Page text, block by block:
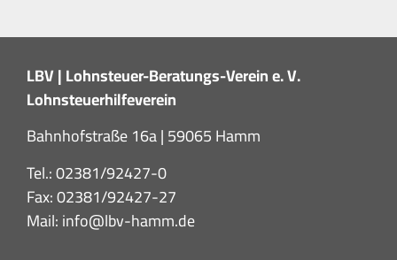
LBV | Lohnsteuer-Beratungs-Verein e. V.
Lohnsteuerhilfeverein
Bahnhofstraße 16a | 59065 Hamm
Tel.:02381/92427-0
Fax: 02381/92427-27
Mail:info@lbv-hamm.de